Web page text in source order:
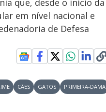
g
T
i
e
a
d
u
r
e
que, desde o início da
em nível nacional e
de Defesa
CÃES GATOS
PRIMEIRA-DAMA